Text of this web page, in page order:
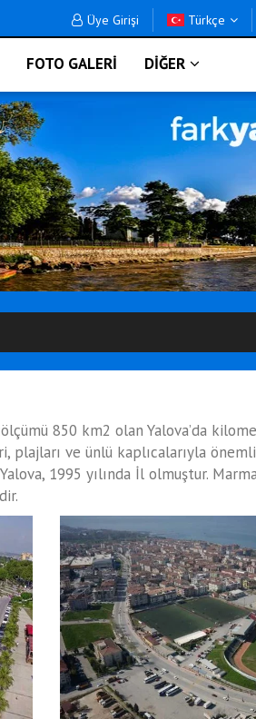
Üye Girişi Türkçe
FOTO GALERİ DİĞER
850 km2 olan Yalova’da
plajları ve ünlü kaplıcalarıyla
1995 yılında İl olmuştur.